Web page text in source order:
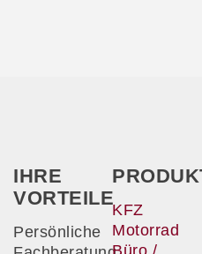
IHRE
VORTEILE
Persönliche
KFZ
Motorrad
Büro /